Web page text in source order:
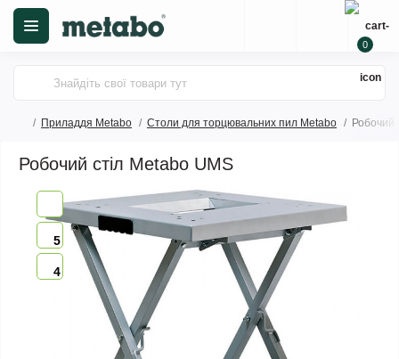
0
Приладдя Metabo Столи для торцювальних пил Metabo Робочий
Робочий стіл Metabo UMS
5
4